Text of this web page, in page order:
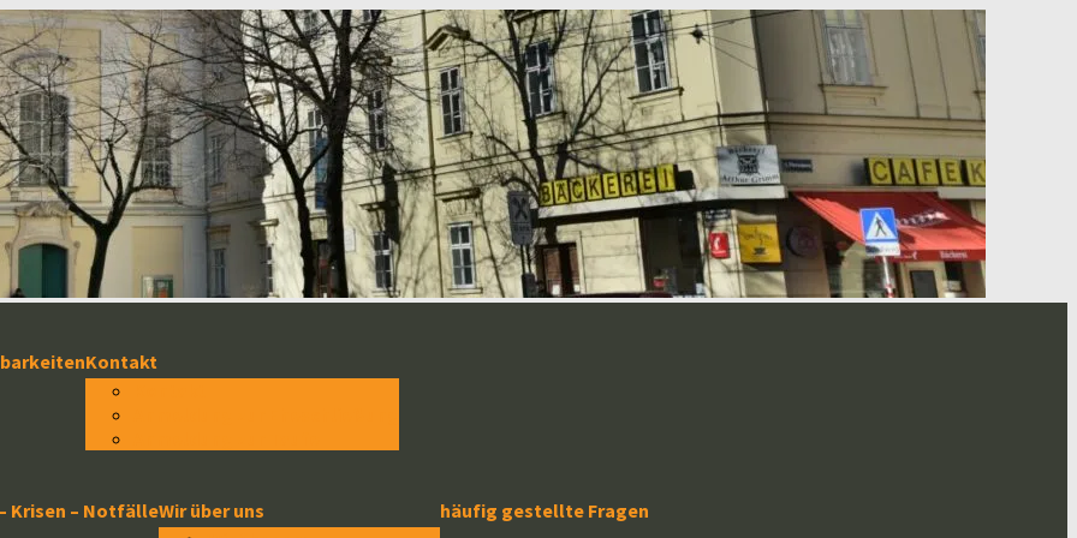
Kontakt
Krisen – NotfälleWir über uns
häufig gestellte Fragen